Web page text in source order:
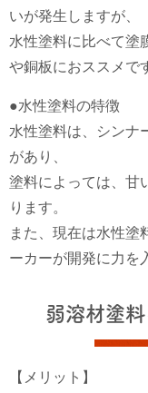
いが発生しますが、
水性塗料に比べて塗
や銅板におススメで
●水性塗料の特徴
水性塗料は、シンナ
があり、
塗料によっては、甘
ります。
また、現在は水性塗
ーカーが開発に力を
弱溶材塗
【メリット】